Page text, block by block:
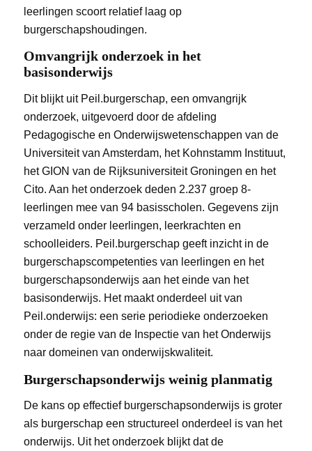
leerlingen scoort relatief laag op
burgerschapshoudingen.
Omvangrijk onderzoek in het
basisonderwijs
Dit blijkt uit Peil.burgerschap, een omvangrijk
onderzoek, uitgevoerd door de afdeling
Pedagogische en Onderwijswetenschappen van de
Universiteit van Amsterdam, het Kohnstamm Instituut,
het GION van de Rijksuniversiteit Groningen en het
Cito. Aan het onderzoek deden 2.237 groep 8-
leerlingen mee van 94 basisscholen. Gegevens zijn
verzameld onder leerlingen, leerkrachten en
schoolleiders. Peil.burgerschap geeft inzicht in de
burgerschapscompetenties van leerlingen en het
burgerschapsonderwijs aan het einde van het
basisonderwijs. Het maakt onderdeel uit van
Peil.onderwijs: een serie periodieke onderzoeken
onder de regie van de Inspectie van het Onderwijs
naar domeinen van onderwijskwaliteit.
Burgerschapsonderwijs weinig planmatig
De kans op effectief burgerschapsonderwijs is groter
als burgerschap een structureel onderdeel is van het
onderwijs. Uit het onderzoek blijkt dat de